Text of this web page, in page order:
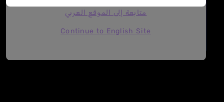
متابعة إلى الموقع العربي
Continue to English Site